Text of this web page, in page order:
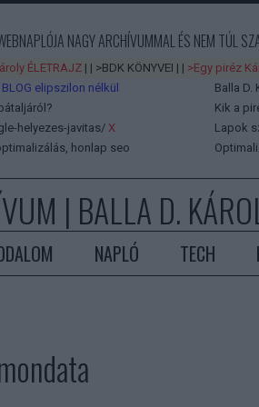
NAGY ARCHÍVUMMAL ÉS NEM TÚL
ÉLETRAJZ | | >BDK KÖNYVEI | | >Egy piréz
BLOG elipszilon nélkül Balla D.
Kik a
helyezes-javitas/ X Lapok
honlap seo
| BALLA D.
NAPLÓ TECH